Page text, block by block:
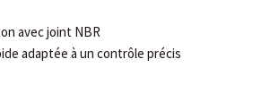
avec joint NBR
adaptée à un contrôle précis